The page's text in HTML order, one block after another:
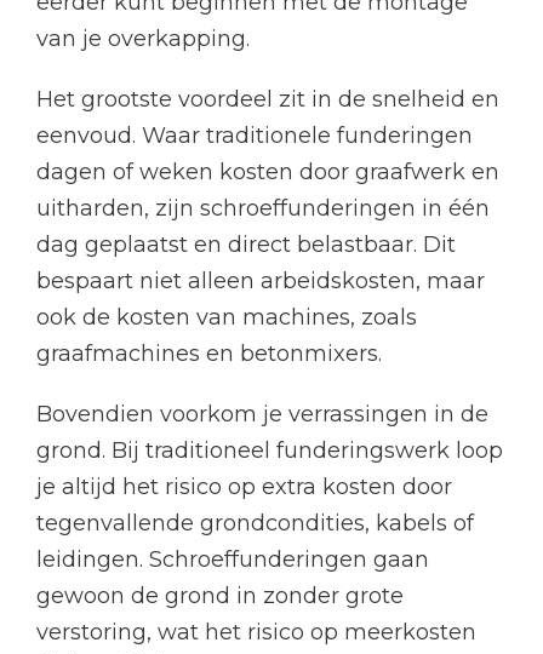
van je overkapping.
Het grootste voordeel zit in de snelheid en
eenvoud. Waar traditionele funderingen
dagen of weken kosten door graafwerk en
uitharden, zijn schroeffunderingen in één
dag geplaatst en direct belastbaar. Dit
bespaart niet alleen arbeidskosten, maar
ook de kosten van machines, zoals
graafmachines en betonmixers.
Bovendien voorkom je verrassingen in de
grond. Bij traditioneel funderingswerk loop
je altijd het risico op extra kosten door
tegenvallende grondcondities, kabels of
leidingen. Schroeffunderingen gaan
gewoon de grond in zonder grote
verstoring, wat het risico op meerkosten